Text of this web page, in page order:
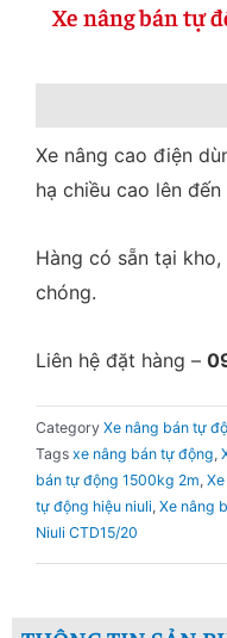
Xe nâng bán tự
Xe nâng cao điện
hạ chiều cao lên
Hàng có sẵn tại
chóng.
Liên hệ đặt hàng –
Category Xe nâng bán tự
Tags xe nâng bán tự động,
bán tự động 1500kg 2m,
tự động hiệu niuli, Xe nâng
Niuli CTD15/20